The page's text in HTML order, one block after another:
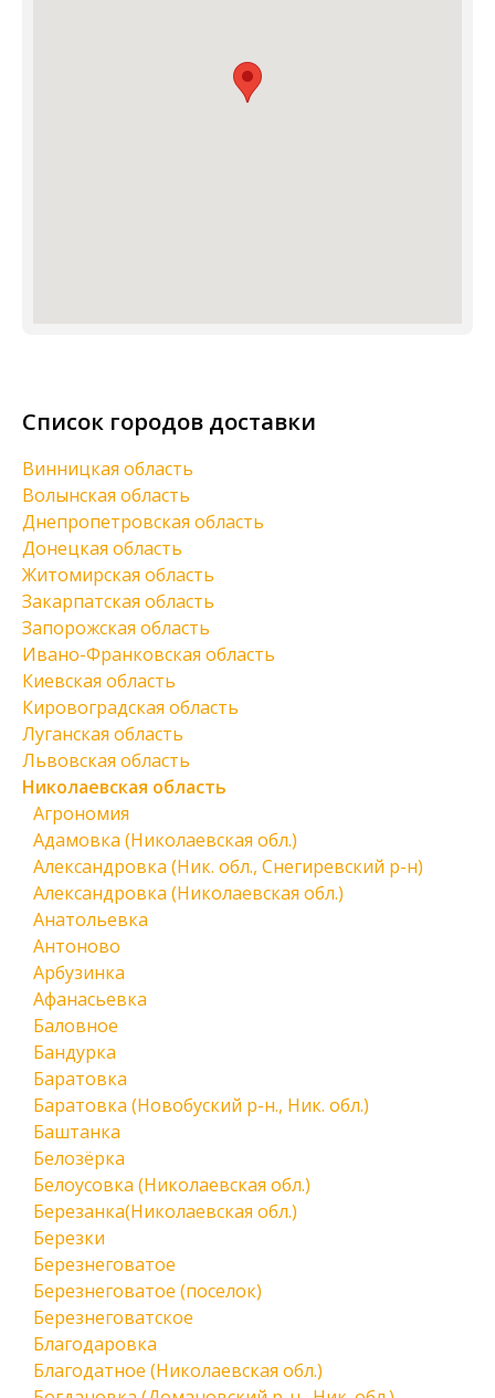
Список городов доставки
Винницкая область
Волынская область
Днепропетровская область
Донецкая область
Житомирская область
Закарпатская область
Запорожская область
Ивано-Франковская область
Киевская область
Кировоградская область
Луганская область
Львовская область
Николаевская область
Агрономия
Адамовка (Николаевская обл.)
Александровка (Ник. обл., Снегиревский р-н)
Александровка (Николаевская обл.)
Анатольевка
Антоново
Арбузинка
Афанасьевка
Баловное
Бандурка
Баратовка
Баратовка (Новобуский р-н., Ник. обл.)
Баштанка
Белозёрка
Белоусовка (Николаевская обл.)
Березанка(Николаевская обл.)
Березки
Березнеговатое
Березнеговатое (поселок)
Березнеговатское
Благодаровка
Благодатное (Николаевская обл.)